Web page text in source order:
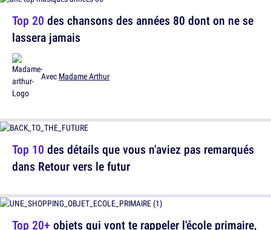
Top 20 des chansons des années 80 dont on ne se
lassera jamais
Avec Madame Arthur
Top 20+ objets qui vont te rappeler l'école primaire,
Top 10 des détails que vous n'aviez pas remarqués
dans Retour vers le futur